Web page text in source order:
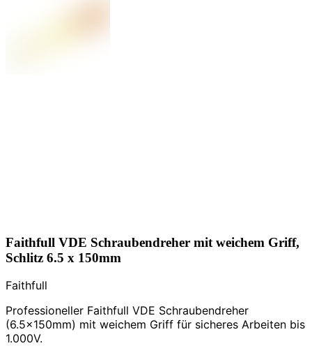
Faithfull VDE Schraubendreher mit weichem Griff,
Schlitz 6.5 x 150mm
Faithfull
Professioneller Faithfull VDE Schraubendreher
(6.5x150mm) mit weichem Griff für sicheres Arbeiten bis
1.000V.